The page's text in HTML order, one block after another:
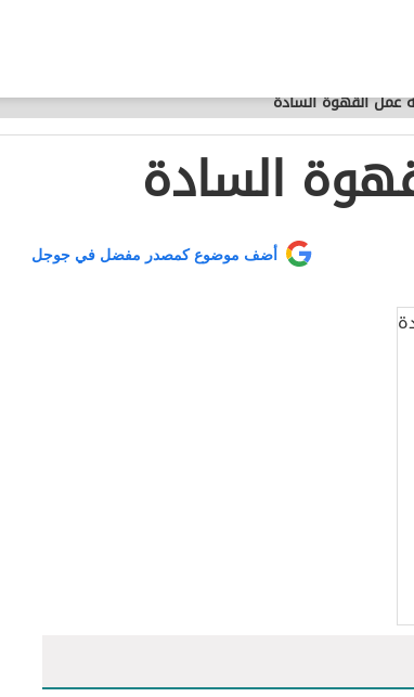
عمل القهوة السادة
السادة
أضف موضوع كمصدر مفضل في جوجل